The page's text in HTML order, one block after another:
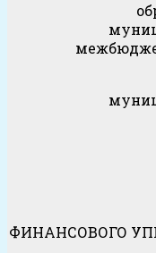
ФИНАНСОВОГО